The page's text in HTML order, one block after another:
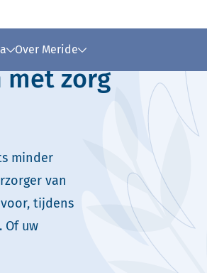
Over Meride
met zorg
minder
van
tijdens
Of uw